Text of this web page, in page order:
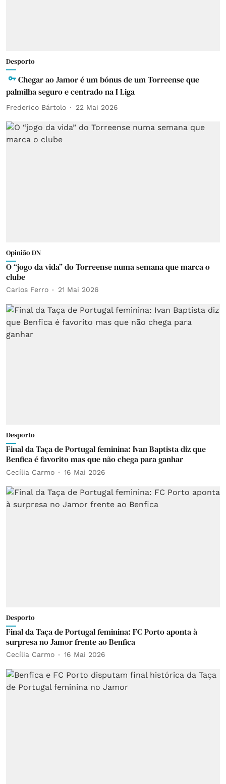
Desporto
Chegar ao Jamor é um bónus de um Torreense que
palmilha seguro e centrado na I Liga
Frederico Bártolo 22 Mai 2026
Opinião DN
O “jogo da vida” do Torreense numa semana que marca o
clube
Carlos Ferro 21 Mai 2026
Desporto
Final da Taça de Portugal feminina: Ivan Baptista diz que
Benfica é favorito mas que não chega para ganhar
Cecília Carmo 16 Mai 2026
Desporto
Final da Taça de Portugal feminina: FC Porto aponta à
surpresa no Jamor frente ao Benfica
Cecília Carmo 16 Mai 2026